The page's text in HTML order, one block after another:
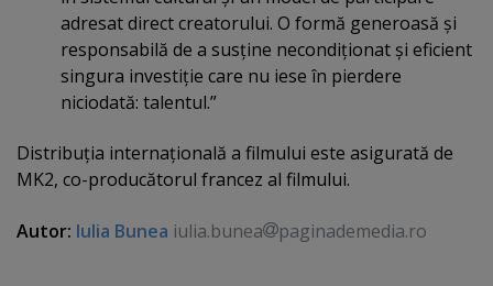
adresat direct creatorului. O formă generoasă şi
responsabilă de a susţine necondiţionat şi eficient
singura investiţie care nu iese în pierdere
niciodată: talentul.”
Distribuţia internaţională a filmului este asigurată de
MK2, co-producătorul francez al filmului.
Autor: Iulia Bunea iulia.bunea paginademedia.ro